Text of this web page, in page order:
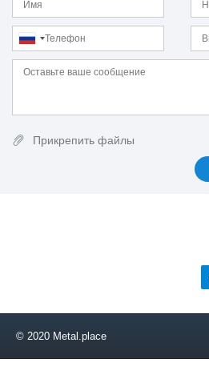
22ГЮ
22К
23B2
23MnB3
23MnB4
25CrMoS4
25ХГСА
25ХГТ
Прикрепить файлы
© 2020 Metal.place